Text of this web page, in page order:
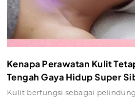
Kenapa Perawatan Kulit
Tengah Gaya Hidup Super
Kulit berfungsi sebagai